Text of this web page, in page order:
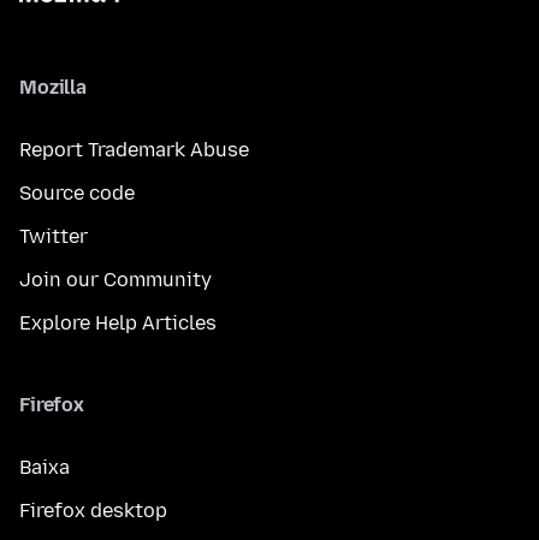
Mozilla
Report Trademark Abuse
Source code
Twitter
Join our Community
Explore Help Articles
Firefox
Baixa
Firefox desktop